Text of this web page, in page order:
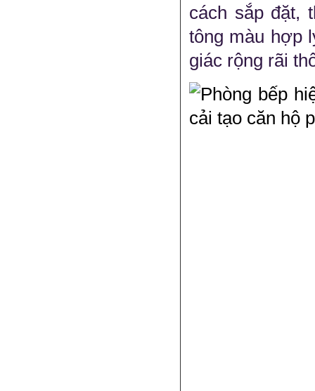
cách sắp đặt,
tông màu hợp
giác rộng rãi